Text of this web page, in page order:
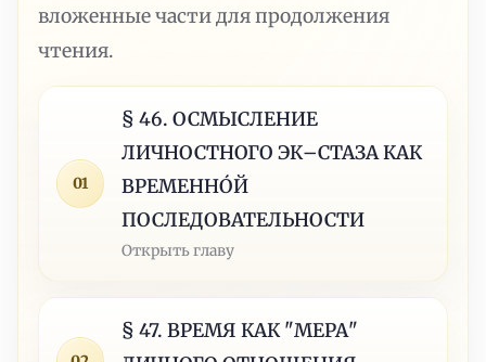
вложенные части для продолжения
чтения.
01
§ 46. ОСМЫСЛЕНИЕ
ЛИЧНОСТНОГО ЭК–СТАЗА КАК
ВРЕМЕННÓЙ
ПОСЛЕДОВАТЕЛЬНОСТИ
Открыть главу
§ 47. ВРЕМЯ КАК "МЕРА"